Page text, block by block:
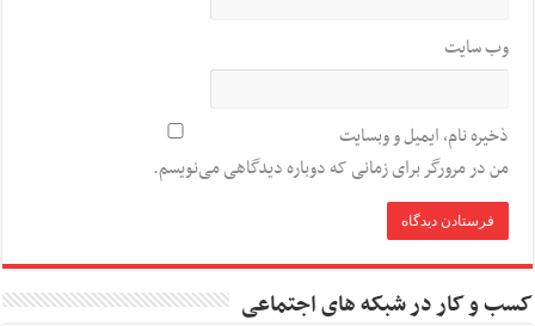
وب‌ سایت
ذخیره نام، ایمیل و وبسایت
من در مرورگر برای زمانی که دوباره دیدگاهی می‌نویسم.
کسب و کار در شبکه های اجتماعی